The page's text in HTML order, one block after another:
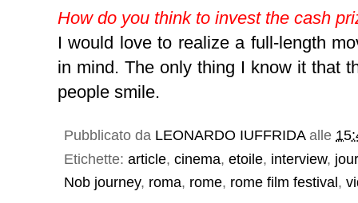
How do you think to invest the cash
I would love to realize a full-length
in mind. The only thing I know it that
people smile.
Pubblicato da LEONARDO IUFFRIDA alle
Etichette: article, cinema, etoile, interview,
Nob journey, roma, rome, rome film festival ,